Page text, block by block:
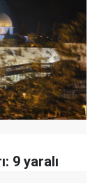
9 yaralı